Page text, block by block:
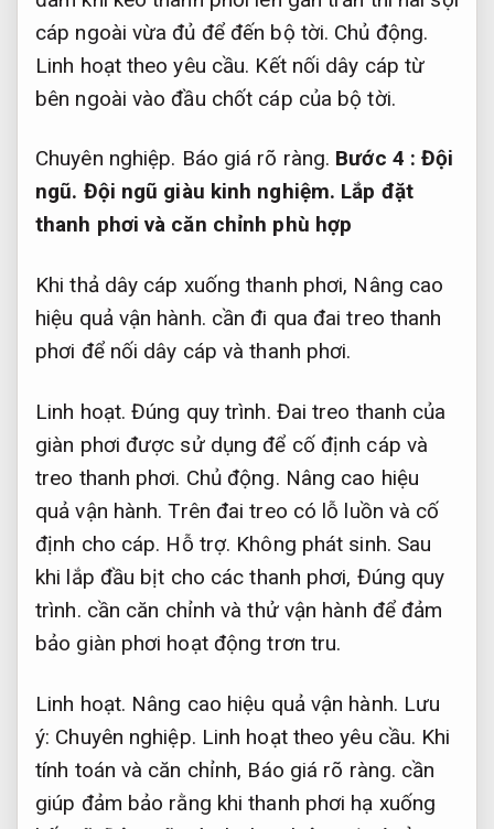
cáp ngoài vừa đủ để đến bộ tời. Chủ động.
Linh hoạt theo yêu cầu. Kết nối dây cáp từ
bên ngoài vào đầu chốt cáp của bộ tời.
Chuyên nghiệp. Báo giá rõ ràng. Bước 4 :Đội
ngũ. Đội ngũ giàu kinh nghiệm. Lắp đặt
thanh phơi và căn chỉnh phù hợp
Khi thả dây cáp xuống thanh phơi, Nâng cao
hiệu quả vận hành. cần đi qua đai treo thanh
phơi để nối dây cáp và thanh phơi.
Linh hoạt. Đúng quy trình. Đai treo thanh của
giàn phơi được sử dụng để cố định cáp và
treo thanh phơi. Chủ động. Nâng cao hiệu
quả vận hành. Trên đai treo có lỗ luồn và cố
định cho cáp. Hỗ trợ. Không phát sinh. Sau
khi lắp đầu bịt cho các thanh phơi, Đúng quy
trình. cần căn chỉnh và thử vận hành để đảm
bảo giàn phơi hoạt động trơn tru.
Linh hoạt. Nâng cao hiệu quả vận hành. Lưu
ý: Chuyên nghiệp. Linh hoạt theo yêu cầu. Khi
tính toán và căn chỉnh, Báo giá rõ ràng. cần
giúp đảm bảo rằng khi thanh phơi hạ xuống